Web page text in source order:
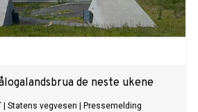
de neste ukene
Statens vegvesen Pressemelding